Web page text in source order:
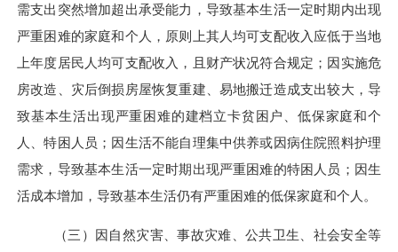
需支出突然增加超出承受能力，导致基本生活一定时期内出现
严重困难的家庭和个人，原则上其人均可支配收入应低于当地
上年度居民人均可支配收入，且财产状况符合规定；因实施危
房改造、灾后倒损房屋恢复重建、易地搬迁造成支出较大，导
致基本生活出现严重困难的建档立卡贫困户、低保家庭和个
人、特困人员；因生活不能自理集中供养或因病住院照料护理
需求，导致基本生活一定时期出现严重困难的特困人员；因生
活成本增加，导致基本生活仍有严重困难的低保家庭和个人。
（三）因自然灾害、事故灾难、公共卫生、社会安全等